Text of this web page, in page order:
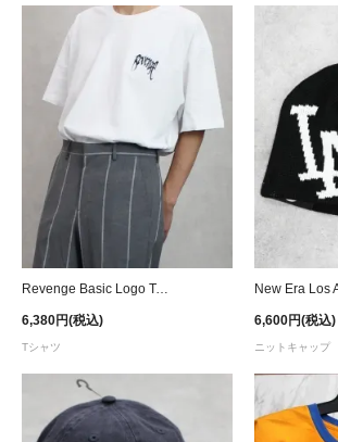
Revenge Basic Logo T-Shirt / White
6,380円(税込)
Tシャツ
6,600円(税込)
ニットキャップ